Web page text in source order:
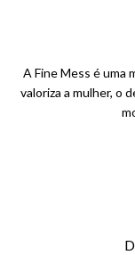
A Fine Mess é uma
valoriza a mulher, o